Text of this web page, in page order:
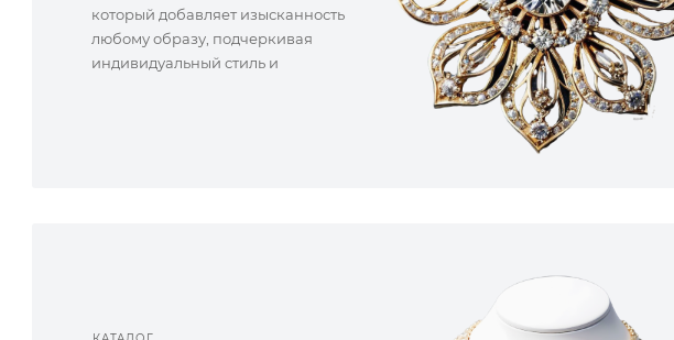
который добавляет изысканность
любому образу, подчеркивая
индивидуальный стиль и